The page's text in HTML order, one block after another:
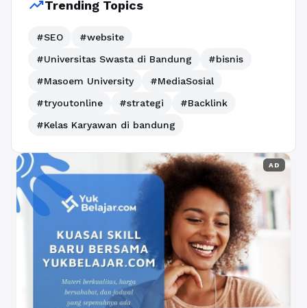
trending_upTrending Topics
#SEO
#website
#Universitas Swasta di Bandung
#bisnis
#Masoem University
#MediaSosial
#tryoutonline
#strategi
#Backlink
#Kelas Karyawan di bandung
AD